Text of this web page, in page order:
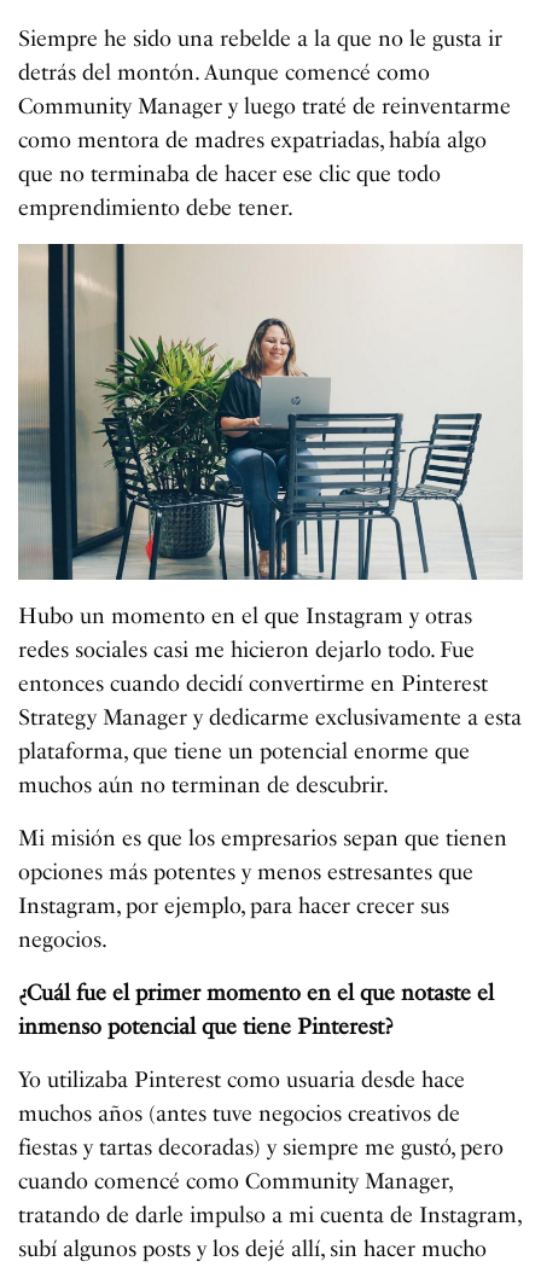
Siempre he sido una rebelde a la que no le gusta ir
detrás del montón. Aunque comencé como
Community Manager y luego traté de reinventarme
como mentora de madres expatriadas, había algo
que no terminaba de hacer ese clic que todo
emprendimiento debe tener.
Hubo un momento en el que Instagram y otras
redes sociales casi me hicieron dejarlo todo. Fue
entonces cuando decidí convertirme en Pinterest
Strategy Manager y dedicarme exclusivamente a esta
plataforma, que tiene un potencial enorme que
muchos aún no terminan de descubrir.
Mi misión es que los empresarios sepan que tienen
opciones más potentes y menos estresantes que
Instagram, por ejemplo, para hacer crecer sus
negocios.
¿Cuál fue el primer momento en el que notaste el
inmenso potencial que tiene Pinterest?
Yo utilizaba Pinterest como usuaria desde hace
muchos años (antes tuve negocios creativos de
fiestas y tartas decoradas) y siempre me gustó, pero
cuando comencé como Community Manager,
tratando de darle impulso a mi cuenta de Instagram,
subí algunos posts y los dejé allí, sin hacer mucho